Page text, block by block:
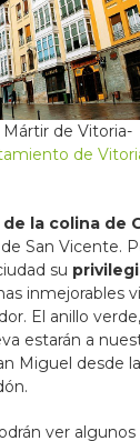
de Vitoria-
de
la colina de
San Vicente.
su
inmejorables
El anillo
estarán a
Miguel desde
ver